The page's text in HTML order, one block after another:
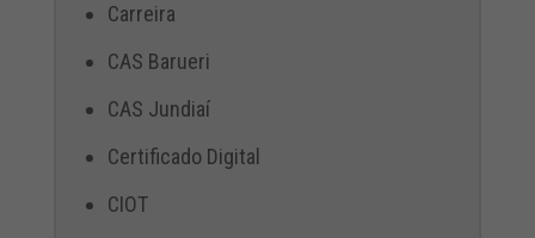
Carreira
CAS Barueri
CAS Jundiaí
Certificado Digital
CIOT